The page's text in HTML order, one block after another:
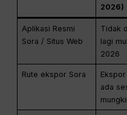
2026)
Aplikasi Resmi
Sora / Situs Web
Tidak
lagi
2026
Rute ekspor Sora
ada